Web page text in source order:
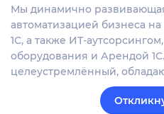
Мы динамично
автоматизацией бизнеса
1С, а также ИТ-
оборудования и Арендой
целеустремлённый,